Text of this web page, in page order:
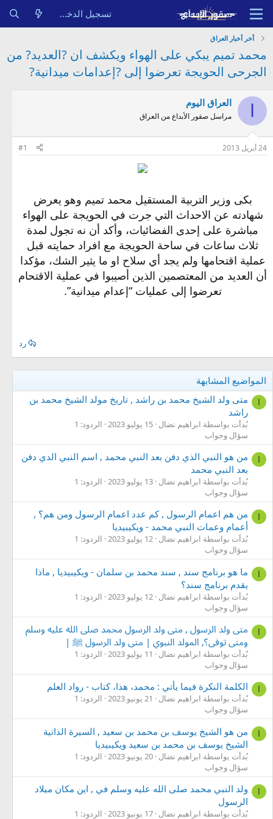
تسجيل الدخول
أخر أخبار العراق
محمد تميم يبكي على الهواء ويكشف ان ?العديد? من
الجرحى الحويجة تعرضوا إلى ?إعدامات ميدانية?
العراق اليوم
مراسل صقور الأبداع من العراق
24 أبريل 2013 #1
بكى وزير التربية المستقيل محمد تميم وهو يعرض
شهادته عن الاحداث التي جرت في الحويجة على الهواء
مباشرة على إحدى الفضائيات، وأكد أن نه تجول لمدة
ثلاث ساعات في ساحة الحويجة مع افراد حمايته قبل
عملية اقتحامها ولم يجد أي سلاح او ما يثير الشك، مؤكدا
أن العديد من المعتصمين الذين أصيبوا في عملية الاقتحام
تعرضوا إلى عمليات “إعدام ميدانية”.
رد
المواضيع المشابهة
ا
متى ولد الشيخ محمد بن راشد , تاريخ مولد الشيخ محمد بن
راشد
بُدأت بواسطة ابراهيم نضال 15 يوليو 2023
الردود: 1
سؤال وجواب
ا
من هو النبي الذي دفن بعد النبي محمد , اسم النبي الدي دفن
بعد النبي محمد
بُدأت بواسطة ابراهيم نضال 13 يوليو 2023
الردود: 1
سؤال وجواب
ا
من هم اعمام الرسول , كم عدد اعمام الرسول ومن هم؟ ,
أعمام وعمات النبي محمد - ويكيبيديا
بُدأت بواسطة ابراهيم نضال 12 يوليو 2023
الردود: 1
سؤال وجواب
ا
ما هو برنامج سند , سند محمد بن سلمان - ويكيبيديا , ماذا
يقدم برنامج سند؟
بُدأت بواسطة ابراهيم نضال 12 يوليو 2023
الردود: 1
سؤال وجواب
ا
متى ولد الرسول , متى ولد الرسول محمد صلى الله عليه وسلم
ومتى توفى؟, المولد النبوي | متى ولد الرسول ﷺ |
بُدأت بواسطة ابراهيم نضال 11 يوليو 2023
الردود: 1
سؤال وجواب
ا الكلمة النكرة فيما يأتي : محمد، هذا، كتاب - رواد العلم
بُدأت بواسطة ابراهيم نضال 21 يونيو 2023
الردود: 1
سؤال وجواب
ا
من هو الشيخ يوسف بن محمد بن سعيد , السيرة الذاتية
الشيخ يوسف بن محمد بن سعيد ويكيبيديا
بُدأت بواسطة ابراهيم نضال 20 يونيو 2023
الردود: 1
سؤال وجواب
ا
ولد النبي محمد صلى الله عليه وسلم في , اين مكان ميلاد
الرسول
بُدأت بواسطة ابراهيم نضال 17 يونيو 2023
الردود: 1